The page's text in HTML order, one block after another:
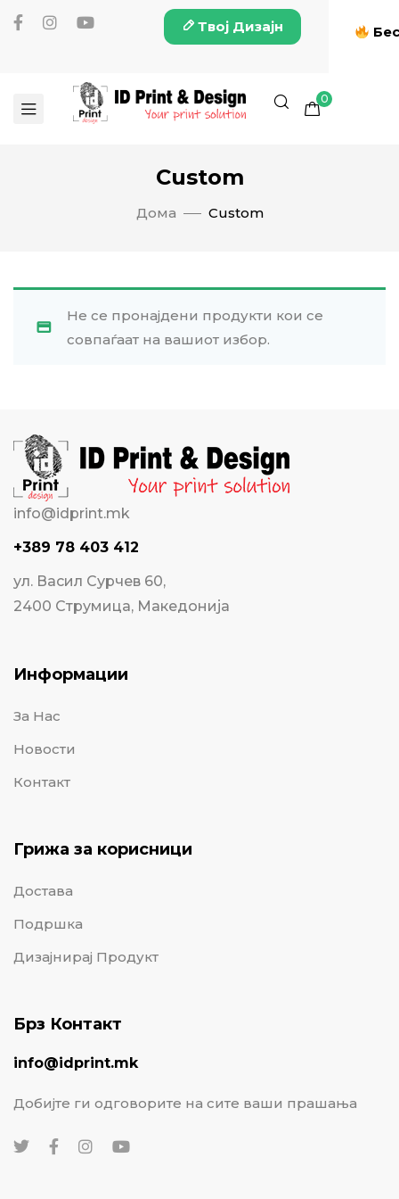
Твој Дизајн
0
Custom
Дома Custom
Не се пронајдени продукти кои се
совпаѓаат на вашиот избор.
info@idprint.mk
+389 78 403 412
ул. Васил Сурчев 60,
2400 Струмица, Македонија
Информации
За Нас
Новости
Контакт
Грижа за корисници
Достава
Подршка
Дизајнирај Продукт
Брз Контакт
info@idprint.mk
Добијте ги одговорите на сите ваши прашања